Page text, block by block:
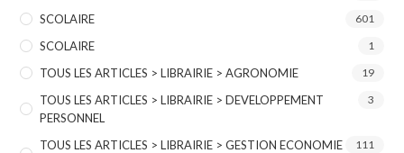
SCOLAIRE 601
SCOLAIRE 1
TOUS LES ARTICLES > LIBRAIRIE > AGRONOMIE 19
TOUS LES ARTICLES > LIBRAIRIE > DEVELOPPEMENT
PERSONNEL
3
TOUS LES ARTICLES > LIBRAIRIE > GESTION ECONOMIE
111